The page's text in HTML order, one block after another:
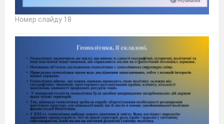
Номер слайду 18